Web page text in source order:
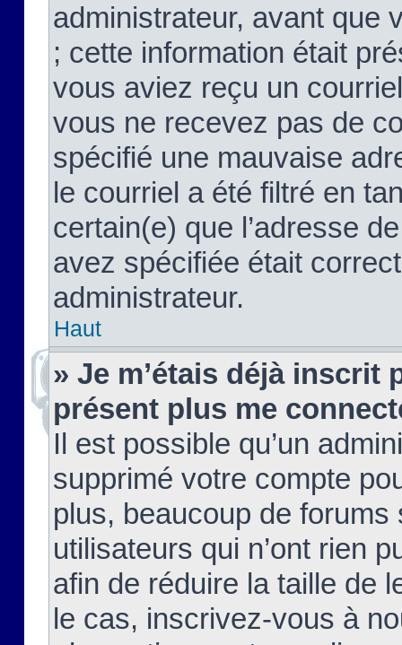
administrateur, avant que
; cette information était
vous aviez reçu un
vous ne recevez pas de
spécifié une mauvaise
le courriel a été filtré en
certain(e) que l’adresse
avez spécifiée était
administrateur.
Haut
» Je m’étais déjà inscrit
présent plus me
Il est possible qu’un
supprimé votre compte
plus, beaucoup de
utilisateurs qui n’ont rien
afin de réduire la taille de
le cas, inscrivez-vous à